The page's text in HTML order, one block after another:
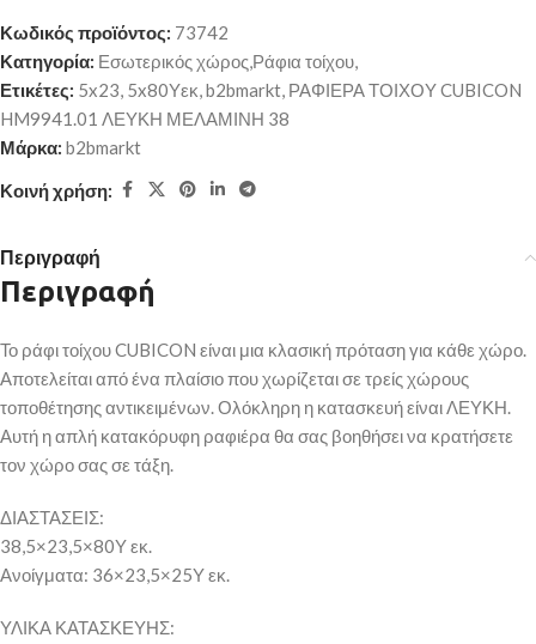
Κωδικός προϊόντος: 73742
Κατηγορία: Εσωτερικός χώρος,Ράφια τοίχου,
Ετικέτες: 5x23, 5x80Υεκ,b2bmarkt, ΡΑΦΙΕΡΑ ΤΟΙΧΟΥ CUBICON
HM9941.01 ΛΕΥΚΗ ΜΕΛΑΜΙΝΗ 38
Μάρκα: b2bmarkt
Κοινή χρήση:
Περιγραφή
Περιγραφή
Το ράφι τοίχου CUBICON είναι μια κλασική πρόταση για κάθε χώρο.
Αποτελείται από ένα πλαίσιο που χωρίζεται σε τρείς χώρους
τοποθέτησης αντικειμένων. Ολόκληρη η κατασκευή είναι ΛΕΥΚΗ.
Αυτή η απλή κατακόρυφη ραφιέρα θα σας βοηθήσει να κρατήσετε
τον χώρο σας σε τάξη.
ΔΙΑΣΤΑΣΕΙΣ:
38,5×23,5×80Υ εκ.
Ανοίγματα: 36×23,5×25Υ εκ.
ΥΛΙΚΑ ΚΑΤΑΣΚΕΥΗΣ: